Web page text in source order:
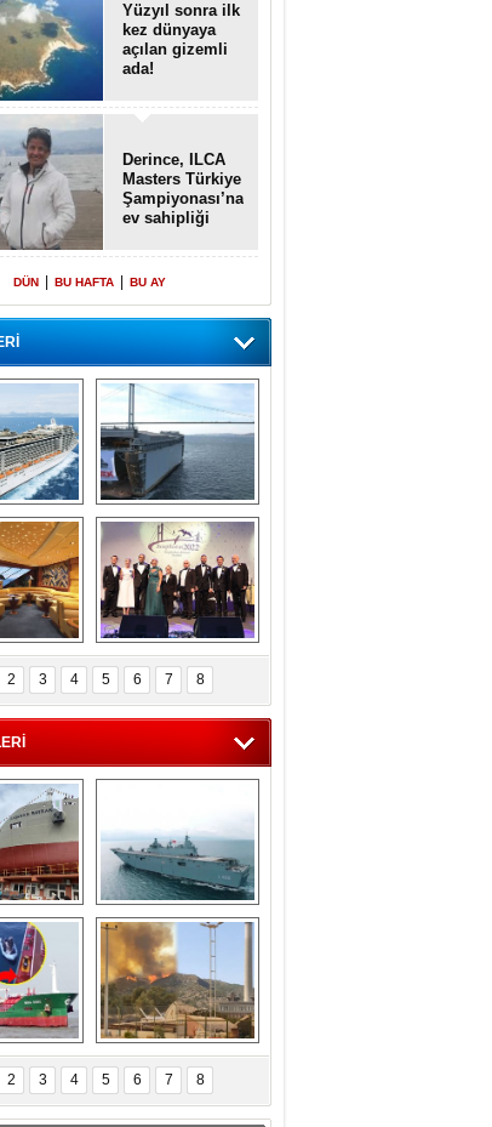
Yüzyıl sonra ilk
kez dünyaya
açılan gizemli
ada!
Derince, ILCA
Masters Türkiye
Şampiyonası’na
ev sahipliği
DÜN BU HAFTA BU AY
gemi”
ile MSC
Dünyada tek!
Denizaltı yüzer
havuzu intikal
seyrine başladı
milyon
geliri
5. Bosphorus Ship
Brokers Dinner,
İstanbul’da yapıldı
2 3 4 5 6 7 8
Bayrak
suya
TCG Anadolu,
tersane teknik
seyrini tamamladı
Türk
DENIZ
Milas’taki yangın
yeniden termik
santrallere doğru
ilerliyor
2 3 4 5 6 7 8